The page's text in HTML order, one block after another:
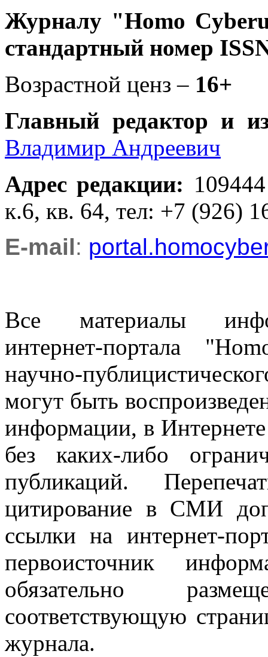
Журналу "Homo
стандартный номер
Возрастной ценз – 16+
Главный редактор и
Владимир Андреевич
Адрес редакции:
к.6, кв. 64, тел: +7 (926)
E-mail:
Все материалы
интернет-портала
научно-
могут быть
информации, в
без каких-либо
публикаций.
цитирование в СМИ
ссылки на интернет-
первоисточник
обязательно
соответствующую
журнала.